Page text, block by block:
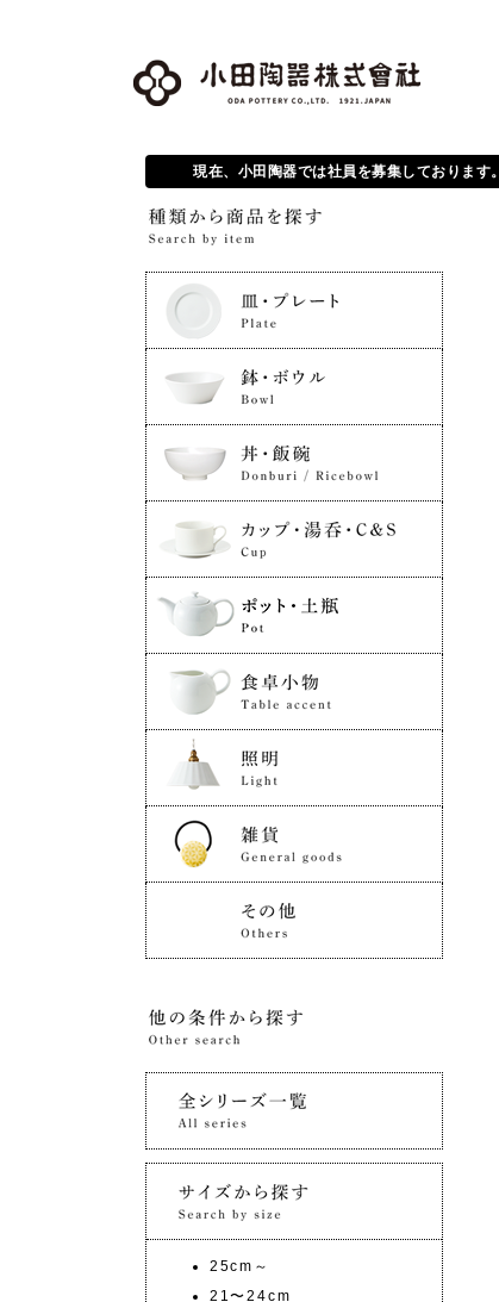
現在、小田陶器では社員を募集しております。
25cm～
21〜24cm